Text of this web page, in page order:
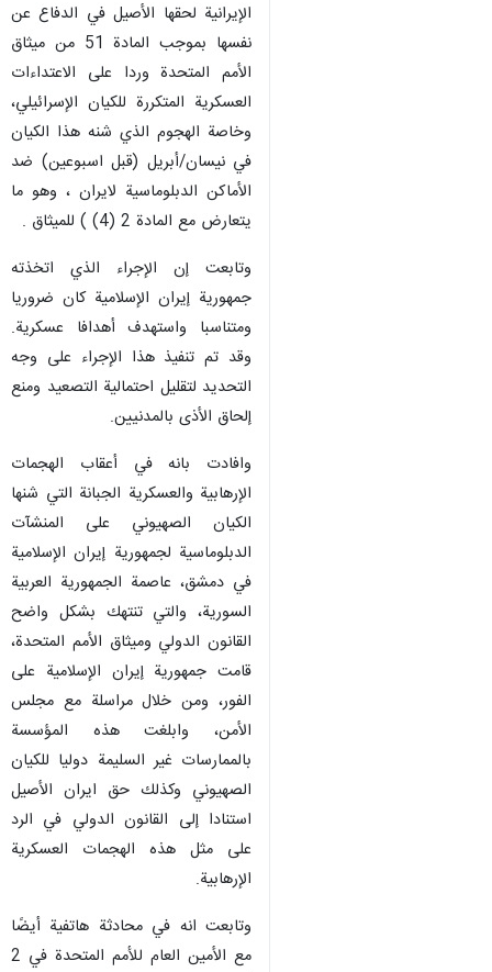
الإيرانية لحقها الأصيل في الدفاع عن
نفسها بموجب المادة 51 من ميثاق
الأمم المتحدة وردا على الاعتداءات
العسكرية المتكررة للكيان الإسرائيلي،
وخاصة الهجوم الذي شنه هذا الكيان
في نيسان/أبريل (قبل اسبوعين) ضد
الأماكن الدبلوماسية لايران ، وهو ما
يتعارض مع المادة 2 (4) ) للميثاق .
وتابعت إن الإجراء الذي اتخذته
جمهورية إيران الإسلامية كان ضروريا
ومتناسبا واستهدف أهدافا عسكرية.
وقد تم تنفيذ هذا الإجراء على وجه
التحديد لتقليل احتمالية التصعيد ومنع
إلحاق الأذى بالمدنيين.
وافادت بانه في أعقاب الهجمات
الإرهابية والعسكرية الجبانة التي شنها
الكيان الصهيوني على المنشآت
الدبلوماسية لجمهورية إيران الإسلامية
في دمشق، عاصمة الجمهورية العربية
السورية، والتي تنتهك بشكل واضح
القانون الدولي وميثاق الأمم المتحدة،
قامت جمهورية إيران الإسلامية على
الفور، ومن خلال مراسلة مع مجلس
الأمن، وابلغت هذه المؤسسة
بالممارسات غير السليمة دوليا للكيان
الصهيوني وكذلك حق ايران الأصيل
استنادا إلى القانون الدولي في الرد
على مثل هذه الهجمات العسكرية
الإرهابية.
وتابعت انه في محادثة هاتفية أيضًا
مع الأمين العام للأمم المتحدة في 2